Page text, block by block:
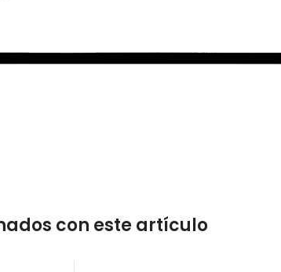
con este artículo